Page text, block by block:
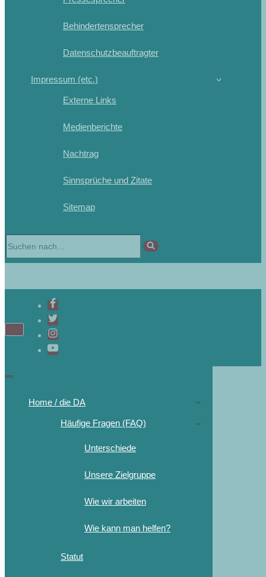
Behindertensprecher
Datenschutzbeauftragter
Impressum (etc.)
Externe Links
Medienberichte
Nachtrag
Sinnsprüche und Zitate
Sitemap
Home / die DA
Häufige Fragen (FAQ)
Unterschiede
Unsere Zielgruppe
Wie wir arbeiten
Wie kann man helfen?
Statut